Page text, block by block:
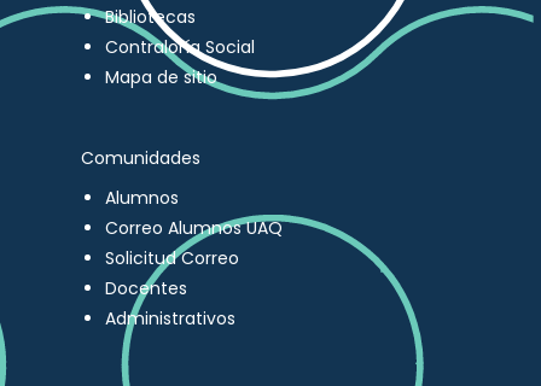
Bibliotecas
Contraloría Social
Mapa de sitio
Comunidades
Alumnos
Correo Alumnos UAQ
Solicitud Correo
Docentes
Administrativos